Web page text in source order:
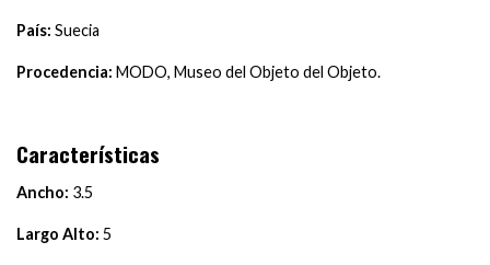
País: Suecia
Procedencia: MODO, Museo del Objeto del Objeto.
Características
Ancho: 3.5
Largo Alto: 5